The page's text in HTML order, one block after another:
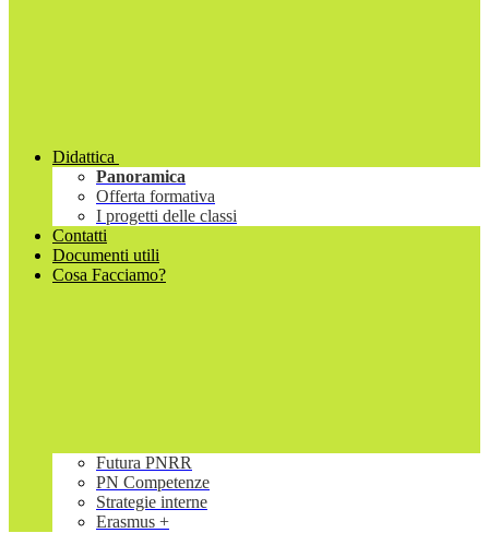
Didattica
Panoramica
Offerta formativa
I progetti delle classi
Contatti
Documenti utili
Cosa Facciamo?
Futura PNRR
PN Competenze
Strategie interne
Erasmus +